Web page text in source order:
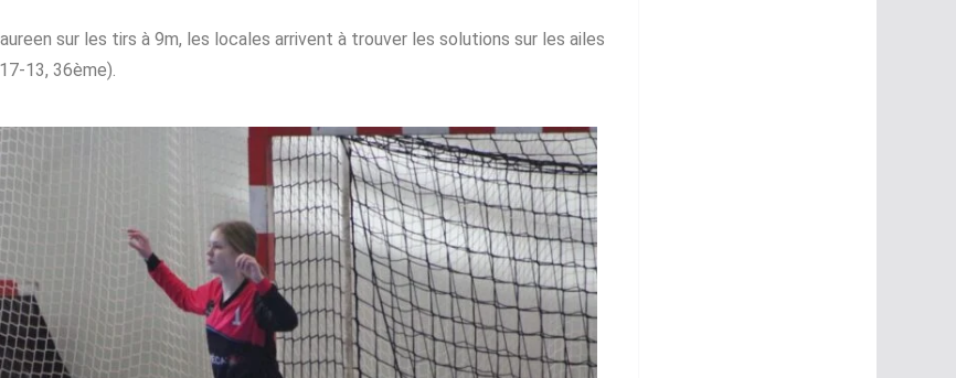
sur les tirs à 9m, les locales arrivent à trouver les solutions sur les ailes
13, 36ème).